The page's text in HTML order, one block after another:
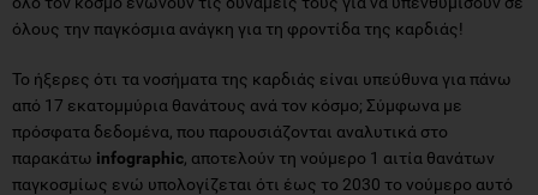
όλους την παγκόσμια ανάγκη για τη φροντίδα της καρδιάς!
Το ήξερες ότι τα νοσήματα της καρδιάς είναι υπεύθυνα για πάνω
από 17 εκατομμύρια θανάτους ανά τον κόσμο; Σύμφωνα με
πρόσφατα δεδομένα, που παρουσιάζονται αναλυτικά στο
παρακάτω infographic, απoτελούν τη νούμερο 1 αιτία θανάτων
παγκοσμίως ενώ υπολογίζεται ότι έως το 2030 το νούμερο αυτό